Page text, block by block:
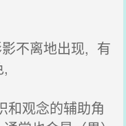
不离地出现, 有
观念的辅助角